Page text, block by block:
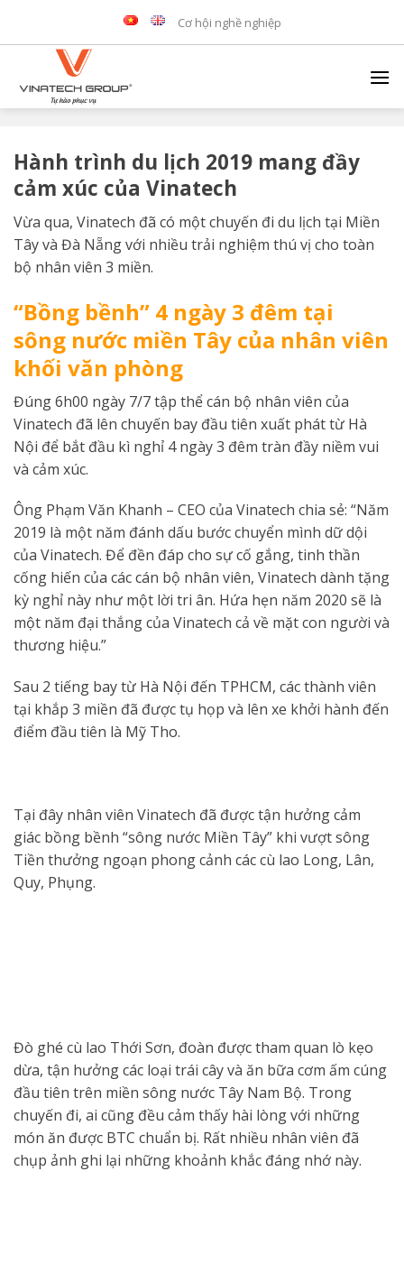
Cơ hội nghề nghiệp
Hành trình du lịch 2019 mang đầy
cảm xúc của Vinatech
Vừa qua, Vinatech đã có một chuyến đi du lịch tại Miền
Tây và Đà Nẵng với nhiều trải nghiệm thú vị cho toàn
bộ nhân viên 3 miền.
“Bồng bềnh” 4 ngày 3 đêm tại
sông nước miền Tây của nhân viên
khối văn phòng
Đúng 6h00 ngày 7/7 tập thể cán bộ nhân viên của
Vinatech đã lên chuyến bay đầu tiên xuất phát từ Hà
Nội để bắt đầu kì nghỉ 4 ngày 3 đêm tràn đầy niềm vui
và cảm xúc.
Ông Phạm Văn Khanh – CEO của Vinatech chia sẻ: “Năm
2019 là một năm đánh dấu bước chuyển mình dữ dội
của Vinatech. Để đền đáp cho sự cố gắng, tinh thần
cống hiến của các cán bộ nhân viên, Vinatech dành tặng
kỳ nghỉ này như một lời tri ân. Hứa hẹn năm 2020 sẽ là
một năm đại thắng của Vinatech cả về mặt con người và
thương hiệu.”
Sau 2 tiếng bay từ Hà Nội đến TPHCM, các thành viên
tại khắp 3 miền đã được tụ họp và lên xe khởi hành đến
điểm đầu tiên là Mỹ Tho.
Tại đây nhân viên Vinatech đã được tận hưởng cảm
giác bồng bềnh “sông nước Miền Tây” khi vượt sông
Tiền thưởng ngoạn phong cảnh các cù lao Long, Lân,
Quy, Phụng.
Đò ghé cù lao Thới Sơn, đoàn được tham quan lò kẹo
dừa, tận hưởng các loại trái cây và ăn bữa cơm ấm cúng
đầu tiên trên miền sông nước Tây Nam Bộ. Trong
chuyến đi, ai cũng đều cảm thấy hài lòng với những
món ăn được BTC chuẩn bị. Rất nhiều nhân viên đã
chụp ảnh ghi lại những khoảnh khắc đáng nhớ này.